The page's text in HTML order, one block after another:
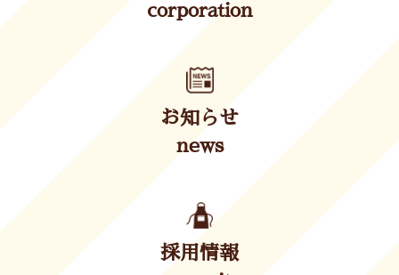
corporation
お知らせ
news
採用情報